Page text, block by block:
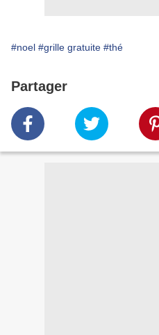
#noel #grille gratuite #thé
Partager